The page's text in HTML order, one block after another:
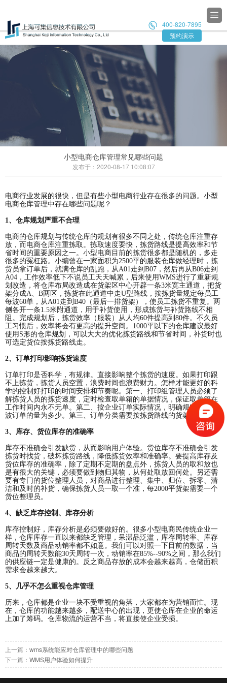

预约演示
 400-820-7895
小型电商仓库管理常见哪些问题
发布于：2020-08-17 10:08:07
电商行业发展的很快，但是有些小型电商行业存在很多的问题。小型
电商仓库管理中存在哪些问题呢？
1、仓库规划严重不合理
电商的仓库规划与传统仓库的规划有很多不同之处，传统仓库注重存
放，而电商仓库注重拣取。拣取速度要快，拣货路线是提高效率和节
省时间的重要原因之一。小型电商目前的拣货很多都是随机的，多走
很多的冤枉路。小编曾在一家面积为2500平的服装仓库做经理时，拣
货员拿订单后，就满仓库的乱跑，从A01走到B07，然后再从B06走到
A04，工作效率低下不说员工天天喊累，后来使用WMS进行了重新规
划改造，将仓库布局改造成在货架区中心开辟一条3米宽主通道，把货
架分成A、B两区，拣货在此通道中走U型路线，按拣货量规定每员工
每波60单，从A01走到B40（最后一排货架），使员工拣货不重复。两
侧各开一条1.5米附通道，用于补货使用，形成拣货与补货路线不相
阻。完成规划后，拣货效率（服装）从人均60件提高到80件。不久员
工习惯后，效率将会有更高的提升空间。1000平以下的仓库建议最好
使用S形的仓库规划，可以大大的优化拣货路线和节省时间，补货时也
可选定货位按拣货路线走。
2、订单打印影响拣货速度
订单打印是否科学，有规律。直接影响整个拣货的速度。如果打印跟
不上拣货，拣货人员空置，浪费时间也浪费财力。怎样才能更好的科
学的控制好打印的时间安排和节奏呢。第一、打印组管理人员必须了
解拣货人员的拣货速度，定时检查取单箱的单据情况，保证取单箱在
工作时间内永不无单。第二、按企业订单实际情况，明确规定打印每
波订单的量为多少。第三、订单分类需要按拣货路线的货架顺序分。
3、库存、货位库存的准确率
库存不准确会引发缺货，从而影响用户体验。货位库存不准确会引发
拣货时找货，破坏拣货路线，降低拣货效率和准确率。要提高库存及
货位库存的准确率，除了定期不定期的盘点外，拣货人员的取和放也
是有很大的关键，必须要做到物归其物，从何处取放回何处。另还需
要有专门的货位整理人员，对商品进行整理、集中、归位、拆零、清
洁和及时的补货，确保拣货人员一取一个准，每2000平货架需要一个
货位整理员。
4、缺乏库存控制、库存分析
库存控制好，库存分析是必须要做好的。很多小型电商民传统企业一
样，仓库库存一直以来都缺乏管理，呆滞品泛滥，库存周转率、库存
周转天数及商品动销率都不如意。我们可以对照一下目前的数据，当
商品的周转天数能30天周转一次，动销率在85%--90%之间，那么我们
的供应链一定是健康的。反之商品存放的成本会越来越高，仓储面积
需求会越来越大。
5、几乎不怎么重视仓库管理
历来，仓库都是企业一块不受重视的角落，大家都在为营销而忙。现
在，仓库的功能越来越多，配送中心的出现，更使仓库在企业的命运
上加了筹码。仓库物流的运营不当，将直接使企业受损。
上一篇： wms系统能应对仓库管理中的哪些问题
下一篇： WMS用户体验如何提升